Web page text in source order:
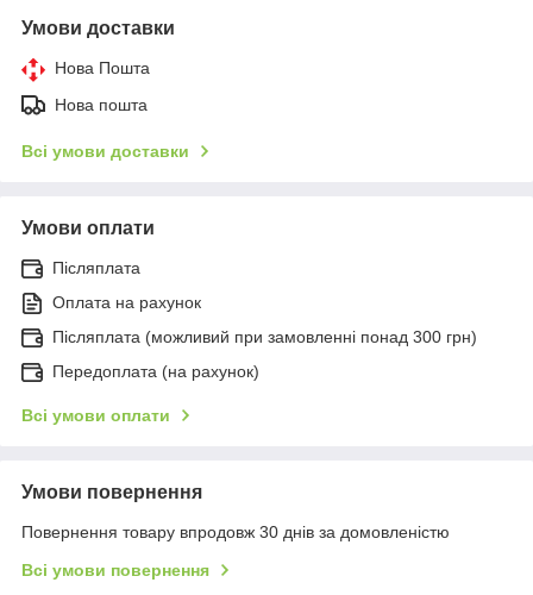
Умови доставки
Нова Пошта
Нова пошта
Всі умови доставки
Умови оплати
Післяплата
Оплата на рахунок
Післяплата (можливий при замовленні понад 300 грн)
Передоплата (на рахунок)
Всі умови оплати
Умови повернення
Повернення товару впродовж 30 днів за домовленістю
Всі умови повернення